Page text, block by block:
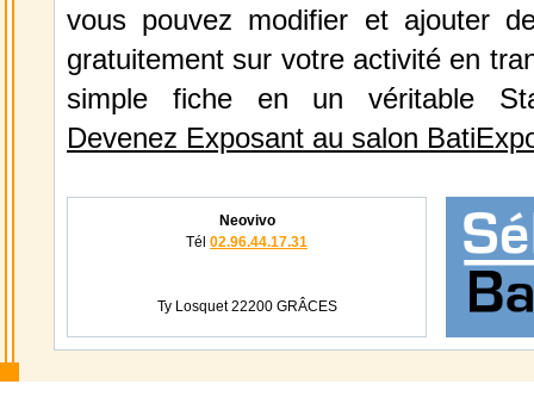
vous pouvez modifier et ajouter
gratuitement sur votre activité en
simple fiche en un véritable
Devenez Exposant au salon
Neovivo
Tél 02.96.44.17.31
Ty Losquet 22200 GRÂCES